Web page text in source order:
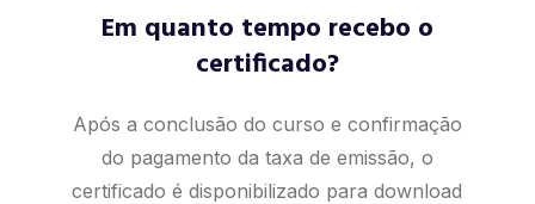
Em quanto tempo recebo o
certificado?
Após a conclusão do curso e confirmação
do pagamento da taxa de emissão, o
certificado é disponibilizado para download